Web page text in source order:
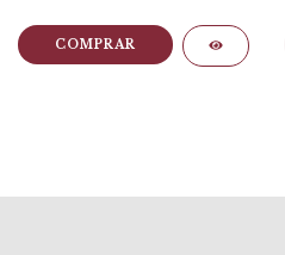
COMPRAR